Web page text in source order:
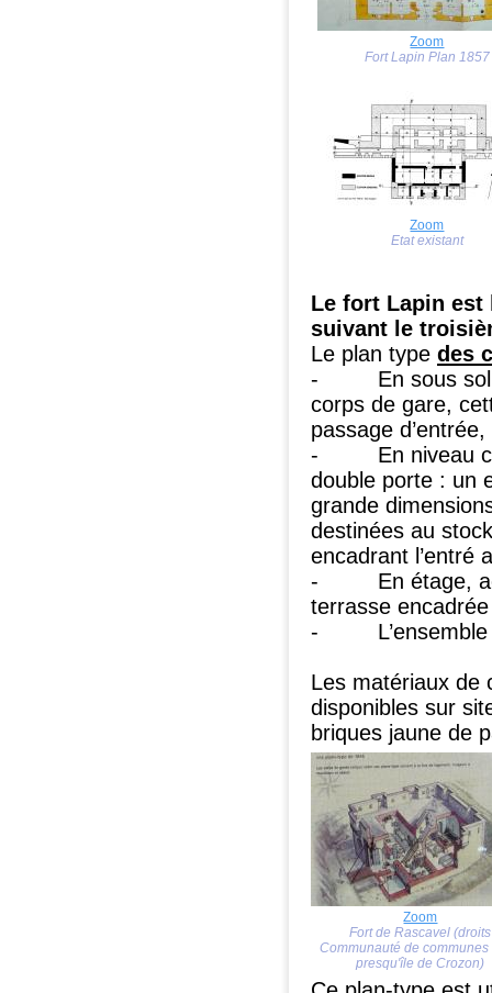
Zoom
Fort Lapin Plan 1857
Zoom
Etat existant
Le fort Lapin est
suivant le
Le plan type des
- En sous sol :
corps de gare,
passage d’entrée,
- En niveau
double porte : un
grande
destinées au
encadrant l’entré
- En étage,
terrasse
- L’ensemble
Les matériaux de
disponibles sur
briques jaune de
Zoom
Fort de Rascavel (droits
Communauté de communes
presqu'île de Crozon)